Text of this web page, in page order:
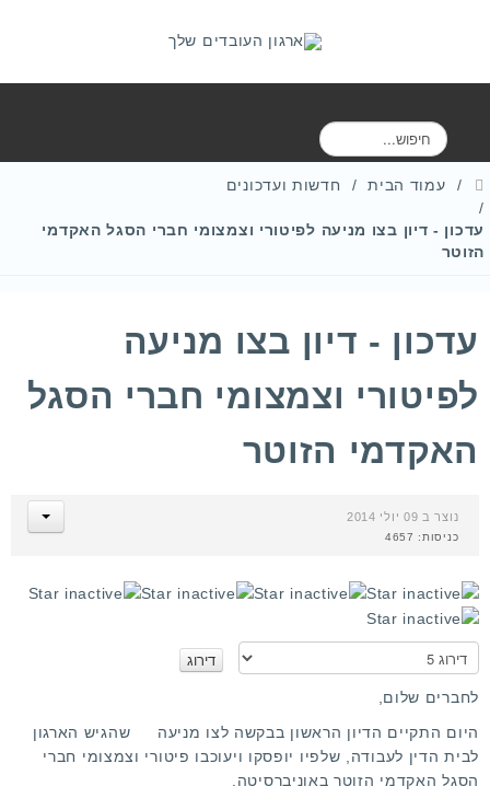
ח
י
עמוד הבית חדשות ועדכונים
עדכון - דיון בצו מניעה לפיטורי וצמצומי חברי הסגל האקדמי
הזוטר
עדכון - דיון בצו מניעה
לפיטורי וצמצומי חברי הסגל
האקדמי הזוטר
נוצר ב 09 יולי 2014
כניסות: 4657
נ
א
ר
ג
ו
לחברים שלום,
היום התקיים הדיון הראשון בבקשה לצו מניעה
שהגיש הארגון
לבית הדין לעבודה, שלפיו יופסקו ויעוכבו פיטורי וצמצומי חברי
הסגל האקדמי הזוטר באוניברסיטה.